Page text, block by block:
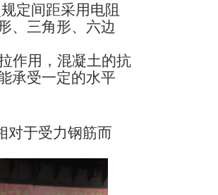
定间距采用电阻
、三角形、六边
作用，混凝土的抗
承受一定的水平
对于受力钢筋而